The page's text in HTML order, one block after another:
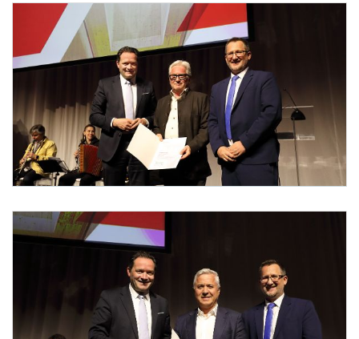
Foto 1: Christian Redtenbacher / www.redtenbacher.net